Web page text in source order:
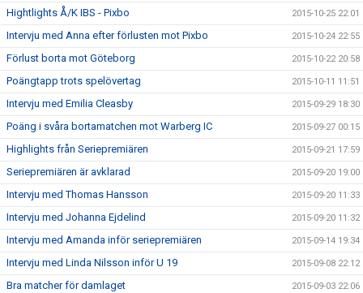
Hightlights Å/K IBS - Pixbo 2015-10-25 22:01
Intervju med Anna efter förlusten mot Pixbo 2015-10-24 22:55
Förlust borta mot Göteborg 2015-10-22 20:58
Poängtapp trots spelövertag 2015-10-11 11:51
Intervju med Emilia Cleasby 2015-09-29 18:30
Poäng i svåra bortamatchen mot Warberg IC 2015-09-27 00:15
Highlights från Seriepremiären 2015-09-21 17:59
Seriepremiären är avklarad 2015-09-20 19:00
Intervju med Thomas Hansson 2015-09-20 11:33
Intervju med Johanna Ejdelind 2015-09-20 11:32
Intervju med Amanda inför seriepremiären 2015-09-14 19:34
Intervju med Linda Nilsson inför U 19 2015-09-08 22:12
Bra matcher för damlaget 2015-09-03 22:06